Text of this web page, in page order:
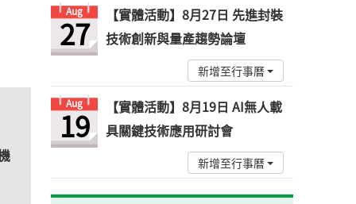
Aug
27
【實體活動】8月27日 先進封裝
技術創新與量產趨勢論壇
新增至行事曆
Aug
19
【實體活動】8月19日 AI無人載
具關鍵技術應用研討會
新增至行事曆